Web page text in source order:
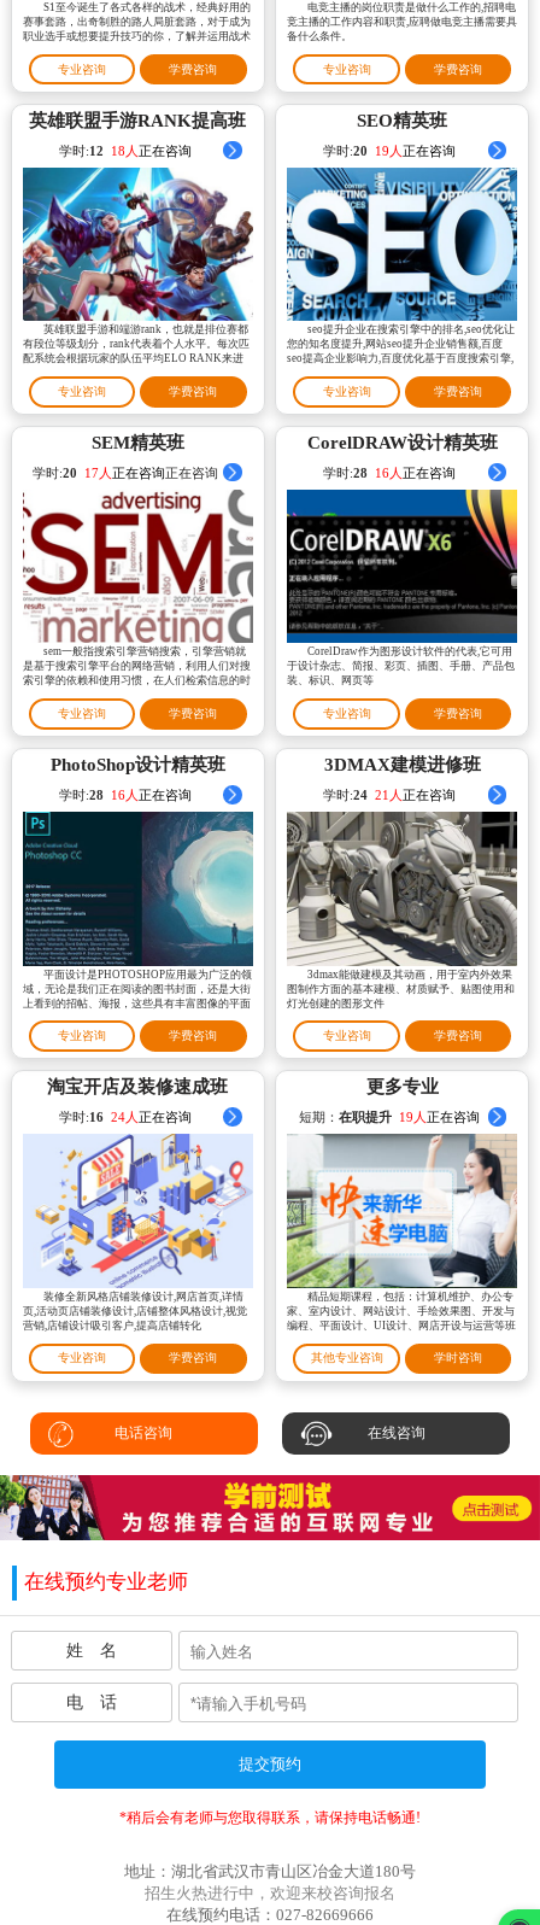
S1至今诞生了各式各样的战术，经典好用的
赛事套路，出奇制胜的路人局脏套路，对于成为
职业选手或想要提升技巧的你，了解并运用战术
专业咨询 学费咨询
电竞主播的岗位职责是做什么工作的,招聘电
竞主播的工作内容和职责,应聘做电竞主播需要具
备什么条件。
专业咨询 学费咨询
英雄联盟手游RANK提高班
学时:12 19人 正在咨询
英雄联盟手游和端游rank，也就是排位赛都
有段位等级划分，rank代表着个人水平。每次匹
配系统会根据玩家的队伍平均ELO RANK来进
专业咨询 学费咨询
SEO精英班
学时:20 18人正在咨询
seo提升企业在搜索引擎中的排名,seo优化让
您的知名度提升,网站seo提升企业销售额,百度
seo提高企业影响力,百度优化基于百度搜索引擎,
专业咨询 学费咨询
SEM精英班
学时:20 16人 正在咨询正在咨询
sem一般指搜索引擎营销搜索，引擎营销就
是基于搜索引擎平台的网络营销，利用人们对搜
索引擎的依赖和使用习惯，在人们检索信息的时
专业咨询 学费咨询
CorelDRAW设计精英班
学时:28 23人正在咨询
CorelDraw作为图形设计软件的代表,它可用
于设计杂志、简报、彩页、插图、手册、产品包
装、标识、网页等
专业咨询 学费咨询
PhotoShop设计精英班
学时:28 21人 正在咨询
平面设计是PHOTOSHOP应用最为广泛的领
域，无论是我们正在阅读的图书封面，还是大街
上看到的招帖、海报，这些具有丰富图像的平面
专业咨询 学费咨询
3DMAX建模进修班
学时:2420人正在咨询
3dmax能做建模及其动画，用于室内外效果
图制作方面的基本建模、材质赋予、贴图使用和
灯光创建的图形文件
专业咨询 学费咨询
淘宝开店及装修速成班
学时:16 19人 正在咨询
装修全新风格店铺装修设计,网店首页,详情
页,活动页店铺装修设计,店铺整体风格设计,视觉
营销,店铺设计吸引客户,提高店铺转化
专业咨询 学费咨询
更多专业
短期：在职提升 23人正在咨询
精品短期课程，包括：计算机维护、办公专
家、室内设计、网站设计、手绘效果图、开发与
编程、平面设计、UI设计、网店开设与运营等班
其他专业咨询 学时咨询
电话咨询 在线咨询
在线预约专业老师
姓 名
电 话
*稍后会有老师与您取得联系，请保持电话畅通!
地址：湖北省武汉市青山区冶金大道180号
招生火热进行中，欢迎来校咨询报名
在线预约电话：027-82669666